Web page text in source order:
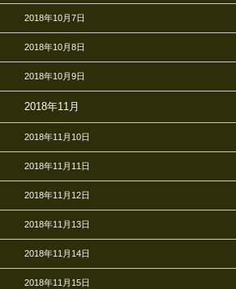
2018年10月7日
2018年10月8日
2018年10月9日
2018年11月
2018年11月10日
2018年11月11日
2018年11月12日
2018年11月13日
2018年11月14日
2018年11月15日